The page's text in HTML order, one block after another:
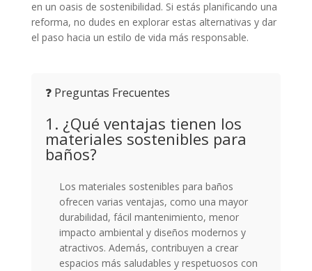
en un oasis de sostenibilidad. Si estás planificando una
reforma, no dudes en explorar estas alternativas y dar
el paso hacia un estilo de vida más responsable.
❓ Preguntas Frecuentes
1. ¿Qué ventajas tienen los
materiales sostenibles para
baños?
Los materiales sostenibles para baños
ofrecen varias ventajas, como una mayor
durabilidad, fácil mantenimiento, menor
impacto ambiental y diseños modernos y
atractivos. Además, contribuyen a crear
espacios más saludables y respetuosos con